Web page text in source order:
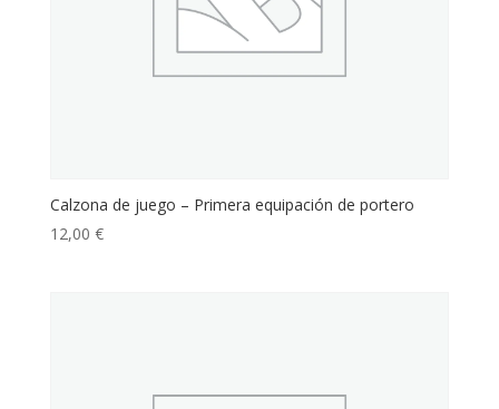
Calzona de juego – Primera equipación de portero
12,00 €